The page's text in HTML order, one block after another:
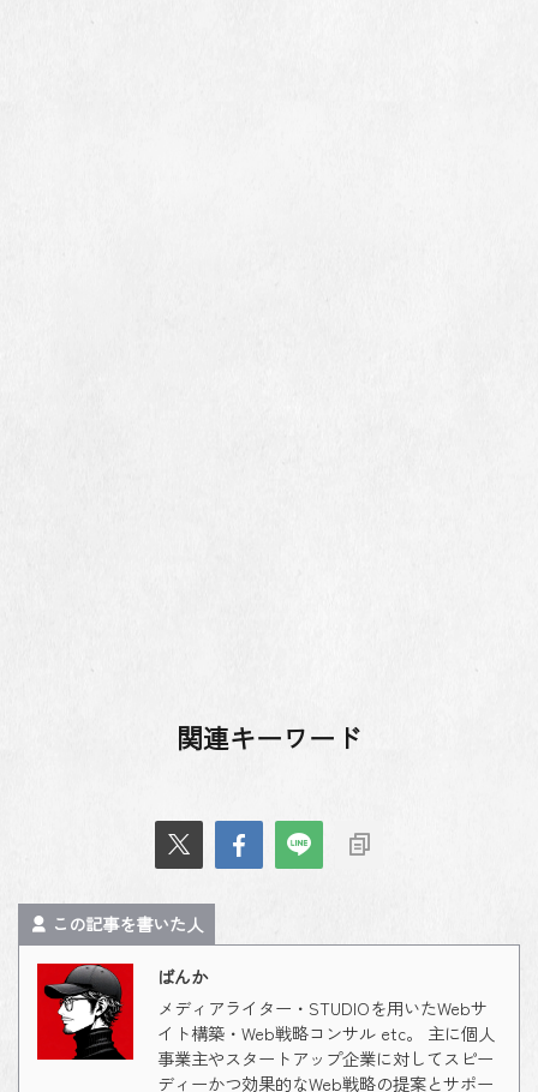
関連キーワード
この記事を書いた人
ばんか
メディアライター・STUDIOを用いたWebサ
イト構築・Web戦略コンサル etc。 主に個人
事業主やスタートアップ企業に対してスピー
ディーかつ効果的なWeb戦略の提案とサポー